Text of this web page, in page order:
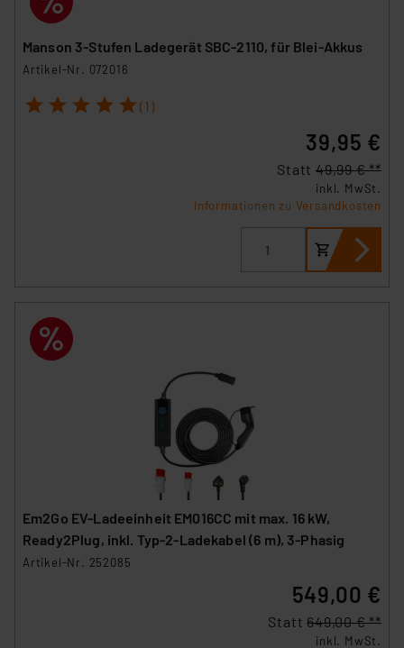
Manson 3-Stufen Ladegerät SBC-2110, für Blei-Akkus
Artikel-Nr. 072016
1 2 3 4 5 (1)
39,95 €
Statt 49,99 € **
inkl. MwSt.
Informationen zu Versandkosten
Em2Go EV-Ladeeinheit EM016CC mit max. 16 kW,
Ready2Plug, inkl. Typ-2-Ladekabel (6 m), 3-Phasig
Artikel-Nr. 252085
549,00 €
Statt649,00 € **
inkl. MwSt.